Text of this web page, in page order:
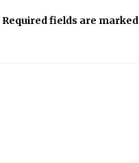
Required fields are marked